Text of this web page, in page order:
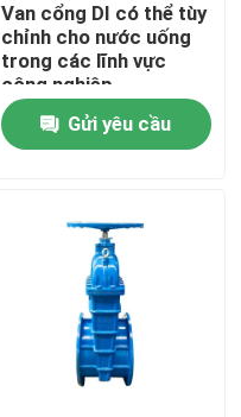
Van cổng DI có thể tùy
chỉnh cho nước uống
trong các lĩnh vực
công nghiệp
Gửi yêu cầu